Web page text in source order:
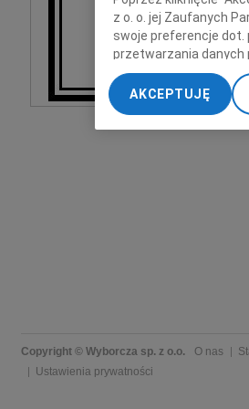
Copyright © Wyborcza sp. z o.o. O nas
Ustawienia prywatności
z o. o. jej Zaufanych
swoje preferencje dot.
przetwarzania danych
„Ustawienia
My, nasi Zaufani
dokładnych danych
Przechowywanie
AKCEPTUJĘ